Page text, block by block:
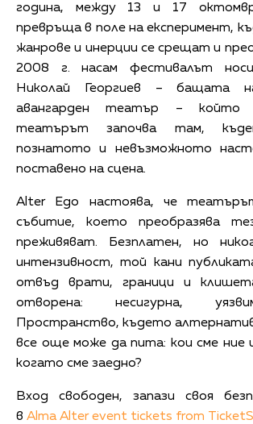
година, между 13 и 17
превръща в поле на експеримент,
жанрове и инерции се срещат и
2008 г. насам фестивалът
Николай Георгиев – бащата
авангардeн театър – който
театърът започва там,
познатото и невъзможното
поставено на сцена.
Alter Ego настоява, че
събитие, което преобразява
преживяват. Безплатен, но
интензивност, той кани
отвъд врати, граници и
отворена: несигурна,
Пространство, където
все още може да пита: кои сме ние
когато сме заедно?
Вход свободен, запази своя
в Alma Alter event tickets from